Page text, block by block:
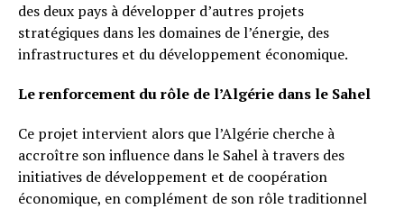
des deux pays à développer d’autres projets
stratégiques dans les domaines de l’énergie, des
infrastructures et du développement économique.
Le renforcement du rôle de l’Algérie dans le Sahel
Ce projet intervient alors que l’Algérie cherche à
accroître son influence dans le Sahel à travers des
initiatives de développement et de coopération
économique, en complément de son rôle traditionnel